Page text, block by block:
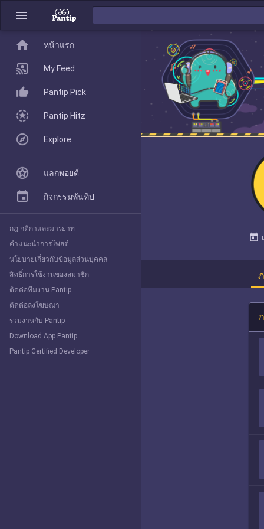
menu
today
home
Pantip Pick
Explore
home หน้าแรก
My Feed
Pantip Pick
Pantip Hitz
Explore
แลกพอยต์
กิจกรรมพันทิป
กฎ กติกาและมารยาท
คำแนะนำการโพสต์
นโยบายเกี่ยวกับข้อมูลส่วนบุคคล
สิทธิ์การใช้งานของสมาชิก
ติดต่อทีมงาน Pantip
ติดต่อลงโฆษณา
ร่วมงานกับ Pantip
Download App Pantip
Pantip Certified Developer